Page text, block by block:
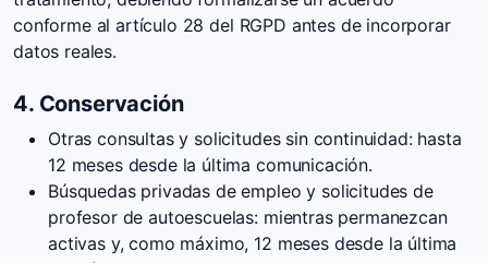
conforme al artículo 28 del RGPD antes de incorporar
datos reales.
4. Conservación
Otras consultas y solicitudes sin continuidad: hasta
12 meses desde la última comunicación.
Búsquedas privadas de empleo y solicitudes de
profesor de autoescuelas: mientras permanezcan
activas y, como máximo, 12 meses desde la última